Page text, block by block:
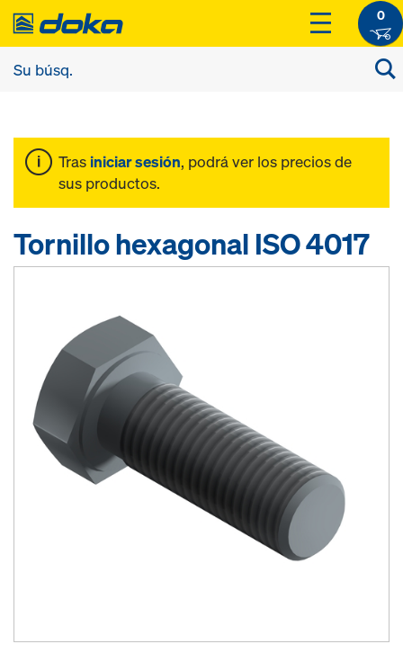
0
Tras iniciar sesión, podrá ver los precios de
sus productos.
Tornillo hexagonal ISO 4017